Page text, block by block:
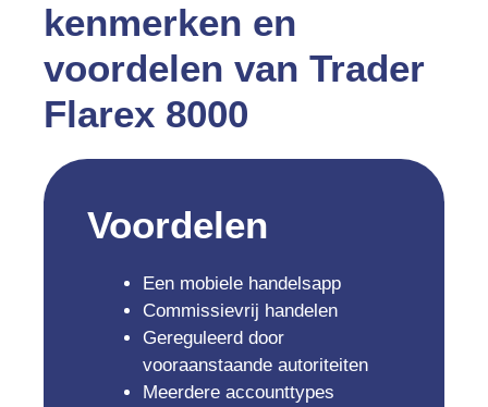
kenmerken en
voordelen van Trader
Flarex 8000
Voordelen
Een mobiele handelsapp
Commissievrij handelen
Gereguleerd door
vooraanstaande autoriteiten
Meerdere accounttypes